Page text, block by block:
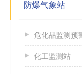
防爆气象站
危化品监测预
化工监测站